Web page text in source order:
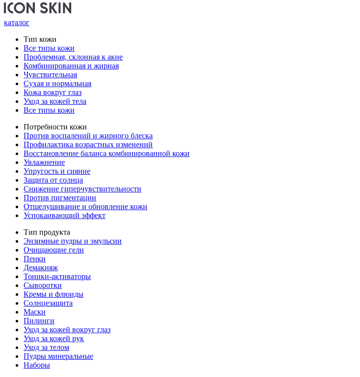
каталог
Тип кожи
Все типы кожи
Проблемная, склонная к акне
Комбинированная и жирная
Чувствительная
Сухая и нормальная
Кожа вокруг глаз
Уход за кожей тела
Все типы кожи
Потребности кожи
Против воспалений и жирного блеска
Профилактика возрастных изменений
Восстановление баланса комбинированной кожи
Увлажнение
Упругость и сияние
Защита от солнца
Снижение гиперчувствительности
Против пигментации
Отшелушивание и обновление кожи
Успокаивающий эффект
Тип продукта
Энзимные пудры и эмульсии
Очищающие гели
Пенки
Демакияж
Тоники-активаторы
Сыворотки
Кремы и флюиды
Солнцезащита
Маски
Пилинги
Уход за кожей вокруг глаз
Уход за кожей рук
Уход за телом
Пудры минеральные
Наборы